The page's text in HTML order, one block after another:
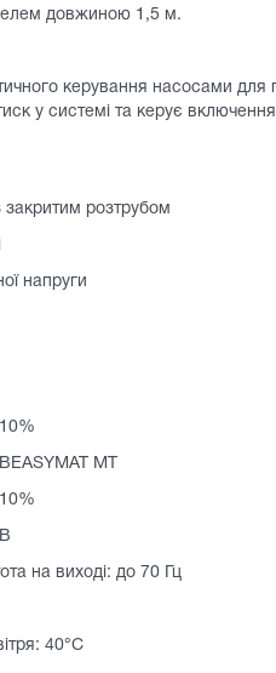
довжиною 1,5 м.
керування насосами для
у системі та керує
закритим розтрубом
напруги
MT
на виході: до 70 Гц
40°C